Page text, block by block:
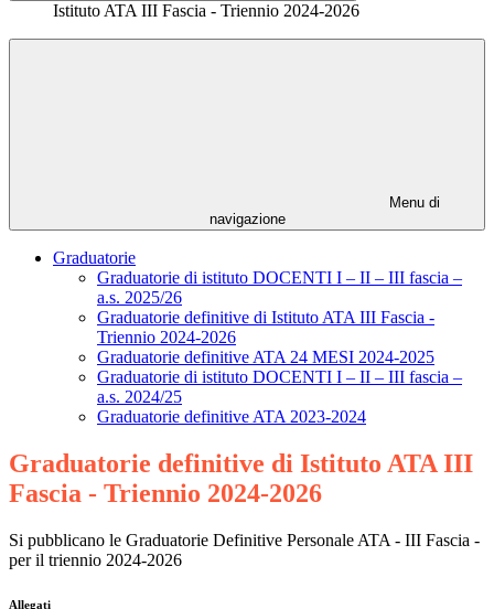
Istituto ATA III Fascia - Triennio 2024-2026
Menu di
navigazione
Graduatorie
Graduatorie di istituto DOCENTI I – II – III fascia –
a.s. 2025/26
Graduatorie definitive di Istituto ATA III Fascia -
Triennio 2024-2026
Graduatorie definitive ATA 24 MESI 2024-2025
Graduatorie di istituto DOCENTI I – II – III fascia –
a.s. 2024/25
Graduatorie definitive ATA 2023-2024
Graduatorie definitive di Istituto ATA III
Fascia - Triennio 2024-2026
Si pubblicano le Graduatorie Definitive Personale ATA - III Fascia -
per il triennio 2024-2026
Allegati